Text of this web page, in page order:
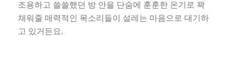
조용하고 쓸쓸했던 방 안을 단숨에 훈훈한 온기로 꽉
채워줄 매력적인 목소리들이 설레는 마음으로 대기하
고 있거든요.